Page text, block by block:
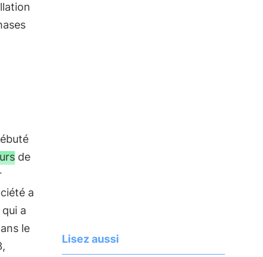
de
a
a
le
Lisez aussi